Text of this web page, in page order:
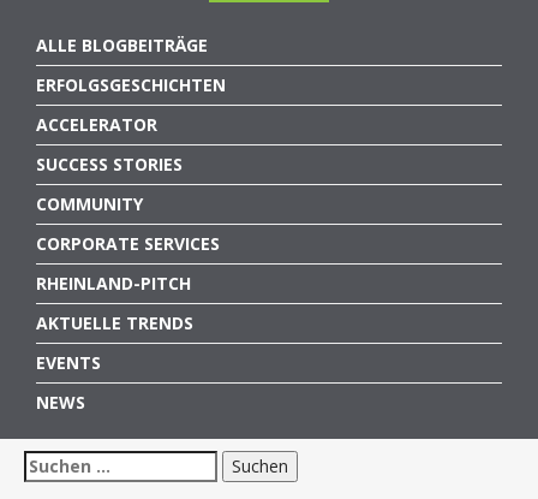
ALLE BLOGBEITRÄGE
ERFOLGSGESCHICHTEN
ACCELERATOR
SUCCESS STORIES
COMMUNITY
CORPORATE SERVICES
RHEINLAND-PITCH
AKTUELLE TRENDS
EVENTS
NEWS
Suchen
nach: